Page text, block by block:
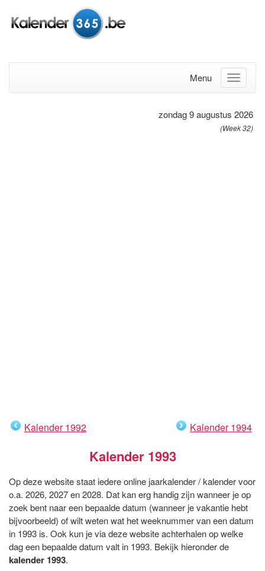
Menu
zondag 9 augustus 2026
(Week 32)
Kalender 1992 Kalender 1994
Kalender 1993
Op deze website staat iedere online jaarkalender / kalender voor
o.a. 2026, 2027 en 2028. Dat kan erg handig zijn wanneer je op
zoek bent naar een bepaalde datum (wanneer je vakantie hebt
bijvoorbeeld) of wilt weten wat het weeknummer van een datum
in 1993 is. Ook kun je via deze website achterhalen op welke
dag een bepaalde datum valt in 1993. Bekijk hieronder de
kalender 1993.